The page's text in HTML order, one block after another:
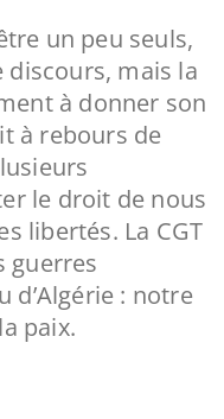
un peu seuls,
mais la
à donner son
à rebours de
le droit de nous
libertés. La CGT
guerres
d’Algérie : notre
paix.